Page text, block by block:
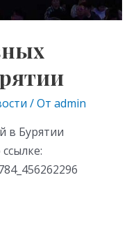
/ От admin
в Бурятии